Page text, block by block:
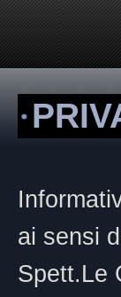
ai sensi
Spett.Le